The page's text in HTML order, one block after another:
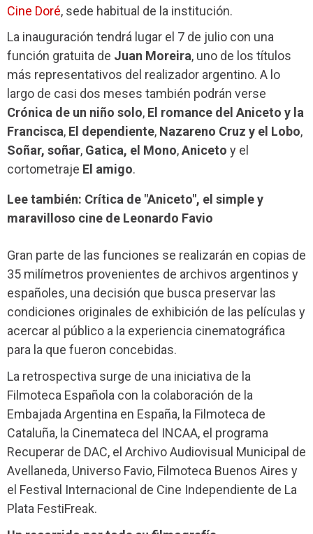
Cine Doré, sede habitual de la institución.
La inauguración tendrá lugar el 7 de julio con una
función gratuita de Juan Moreira, uno de los títulos
más representativos del realizador argentino. A lo
largo de casi dos meses también podrán verse
Crónica de un niño solo, El romance del Aniceto y la
Francisca, El dependiente, Nazareno Cruz y el Lobo,
Soñar, soñar, Gatica, el Mono,Aniceto y el
cortometraje El amigo.
Lee también: Crítica de "Aniceto", el simple y
maravilloso cine de Leonardo Favio
Gran parte de las funciones se realizarán en copias de
35 milímetros provenientes de archivos argentinos y
españoles, una decisión que busca preservar las
condiciones originales de exhibición de las películas y
acercar al público a la experiencia cinematográfica
para la que fueron concebidas.
La retrospectiva surge de una iniciativa de la
Filmoteca Española con la colaboración de la
Embajada Argentina en España, la Filmoteca de
Cataluña, la Cinemateca del INCAA, el programa
Recuperar de DAC, el Archivo Audiovisual Municipal de
Avellaneda, Universo Favio, Filmoteca Buenos Aires y
el Festival Internacional de Cine Independiente de La
Plata FestiFreak.